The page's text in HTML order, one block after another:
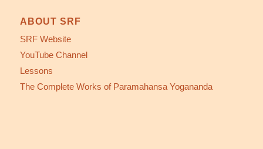
ABOUT SRF
SRF Website
YouTube Channel
Lessons
The Complete Works of Paramahansa Yogananda